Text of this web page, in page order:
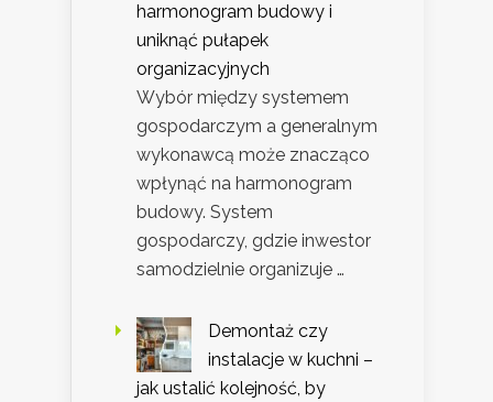
harmonogram budowy i
uniknąć pułapek
organizacyjnych
Wybór między systemem
gospodarczym a generalnym
wykonawcą może znacząco
wpłynąć na harmonogram
budowy. System
gospodarczy, gdzie inwestor
samodzielnie organizuje …
Demontaż czy
instalacje w kuchni –
jak ustalić kolejność, by